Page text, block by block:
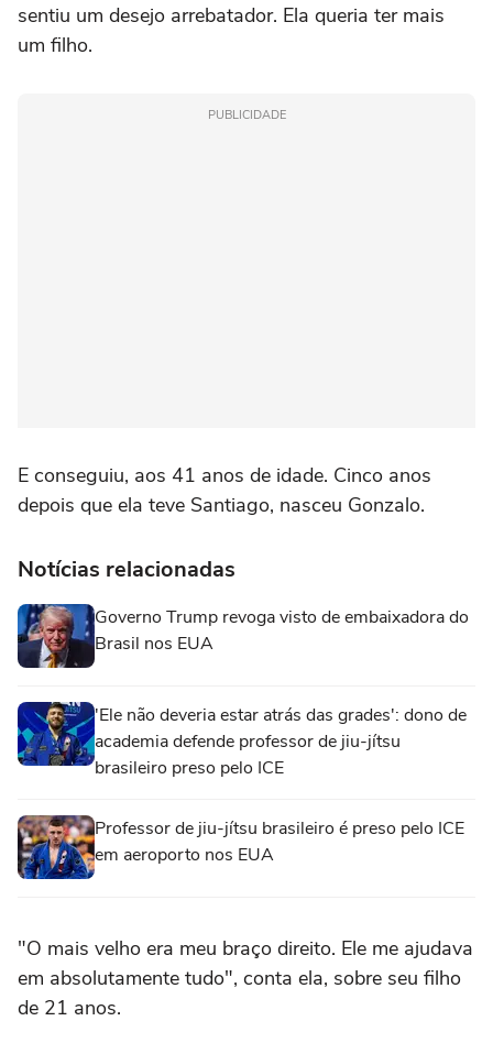
sentiu um desejo arrebatador. Ela queria ter mais
um filho.
PUBLICIDADE
E conseguiu, aos 41 anos de idade. Cinco anos
depois que ela teve Santiago, nasceu Gonzalo.
Notícias relacionadas
Governo Trump revoga visto de embaixadora do
Brasil nos EUA
'Ele não deveria estar atrás das grades': dono de
academia defende professor de jiu-jítsu
brasileiro preso pelo ICE
Professor de jiu-jítsu brasileiro é preso pelo ICE
em aeroporto nos EUA
"O mais velho era meu braço direito. Ele me ajudava
em absolutamente tudo", conta ela, sobre seu filho
de 21 anos.